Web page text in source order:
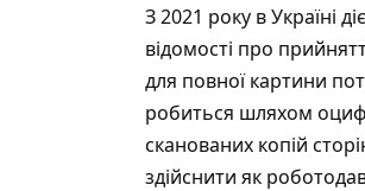
З 2021 року в Україні
відомості про
для повної картини
робиться шляхом
сканованих копій
здійснити як